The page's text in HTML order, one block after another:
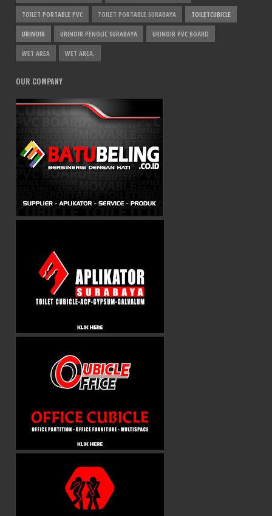
TOILET PORTABLE PVC TOILET PORTABLE SURABAYA TOILETCUBICLE
URINOIR URINOIR PENOLIC SURABAYA URINOIR PVC BOARD
WET AREA WET AREA.
OUR COMPANY